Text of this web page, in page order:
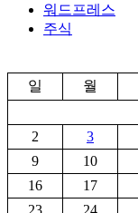
워드프레스
주식
일
월
2
3
9
10
16
17